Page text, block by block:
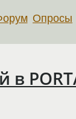
Опросы